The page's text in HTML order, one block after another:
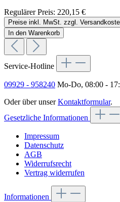
Regulärer Preis: 220,15 €
Preise inkl. MwSt. zzgl.
In den Warenkorb
Service-Hotline
09929 - 958240 Mo-Do, 08:00 -
Oder über unserKontaktformular.
Gesetzliche Informationen
Impressum
Datenschutz
AGB
Widerrufsrecht
Vertrag widerrufen
Informationen